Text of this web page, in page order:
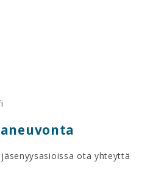
ota yhteyttä